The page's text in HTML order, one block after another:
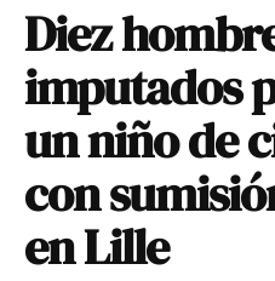
Diez
imputados
un niño de
con
en Lille